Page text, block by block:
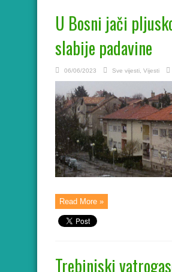
U Bosni jači
slabije padavine
06/06/2023 Sve vijesti Vijesti
Read More »
Trebinjski